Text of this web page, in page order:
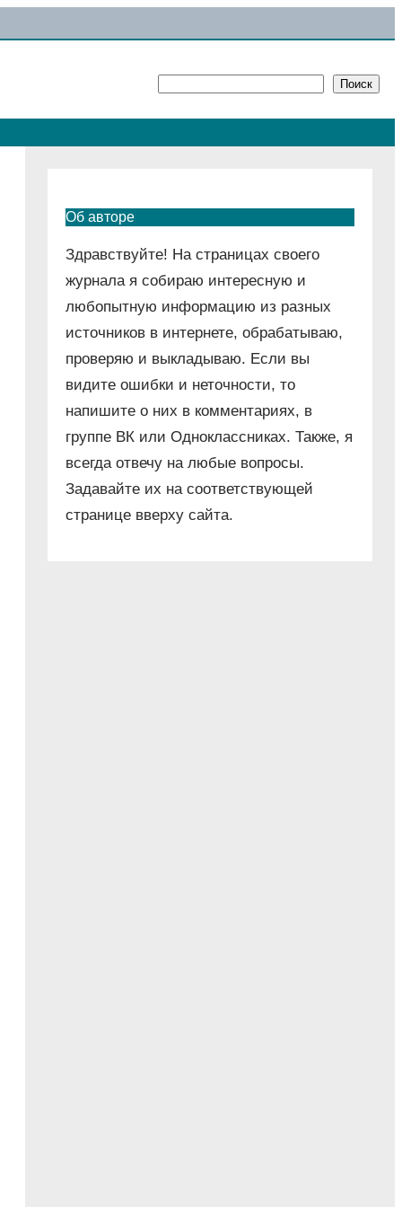
Поиск
Об авторе
Здравствуйте! На страницах своего
журнала я собираю интересную и
любопытную информацию из разных
источников в интернете, обрабатываю,
проверяю и выкладываю. Если вы
видите ошибки и неточности, то
напишите о них в комментариях, в
группе ВК или Одноклассниках. Также, я
всегда отвечу на любые вопросы.
Задавайте их на соответствующей
странице вверху сайта.